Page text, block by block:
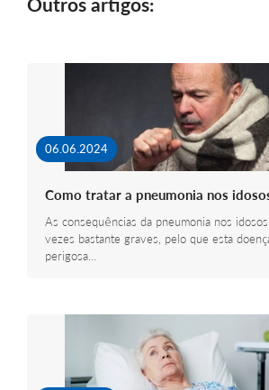
06.06.2024
Como tratar a pneumonia nos
As consequências da pneumonia nos
vezes bastante graves, pelo que esta
perigosa…